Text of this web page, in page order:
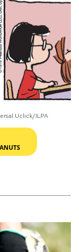
Idee
calcio 2026
Uclick/ILPA